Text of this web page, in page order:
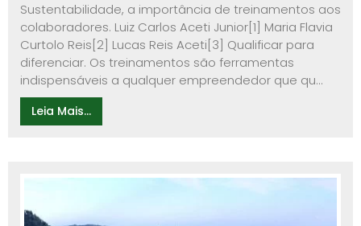
Sustentabilidade, a importância de treinamentos aos
colaboradores. Luiz Carlos Aceti Junior[1] Maria Flavia
Curtolo Reis[2] Lucas Reis Aceti[3] Qualificar para
diferenciar. Os treinamentos são ferramentas
indispensáveis a qualquer empreendedor que qu...
Leia Mais...